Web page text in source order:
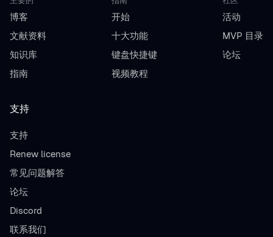
博客
文献资料
知识库
指南
开始
十大功能
键盘快捷键
视频教程
活动
MVP 目录
论坛
支持
支持
Renew license
常见问题解答
论坛
Discord
联系我们